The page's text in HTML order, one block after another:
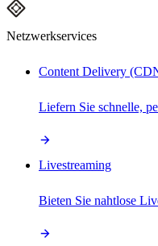
Netzwerkservices
Content Delivery
Liefern Sie schnelle,
Livestreaming
Bieten Sie nahtlose